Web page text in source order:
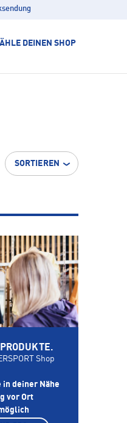
DEINEN SHOP
SORTIEREN
Shop
deiner Nähe
vor Ort